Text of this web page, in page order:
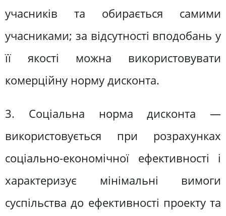
учасників та обирається самими
учасниками; за відсутності вподобань у
її якості можна використовувати
комерційну норму дисконта.
3. Соціальна норма дисконта —
використовується при розрахунках
соціально-економічної ефективності і
характеризує мінімальні вимоги
суспільства до ефективності проекту та